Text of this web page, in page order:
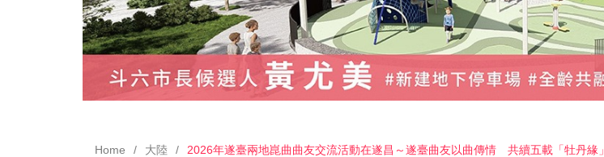
Home 大陸 2026年遂臺兩地崑曲曲友交流活動在遂昌～遂臺曲友以曲傳情 共續五載「牡丹緣」